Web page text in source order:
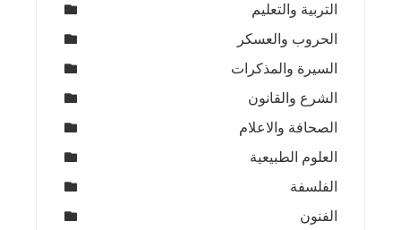
التربية والتعليم
الحروب والعسكر
السيرة والمذكرات
الشرع والقانون
الصحافة والاعلام
العلوم الطبيعية
الفلسفة
الفنون